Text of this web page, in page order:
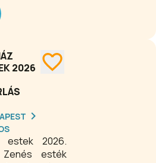
nyári
estekkel
2026
estek 2026.
Zenés esték